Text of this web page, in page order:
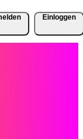
Einloggen